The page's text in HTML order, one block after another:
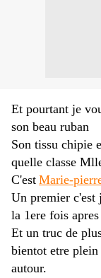
Et pourtant je
son beau ruban
Son tissu chipie
quelle classe
C'est Marie-
Un premier c'est
la 1ere fois
Et un truc de
bientot etre plein
autour.